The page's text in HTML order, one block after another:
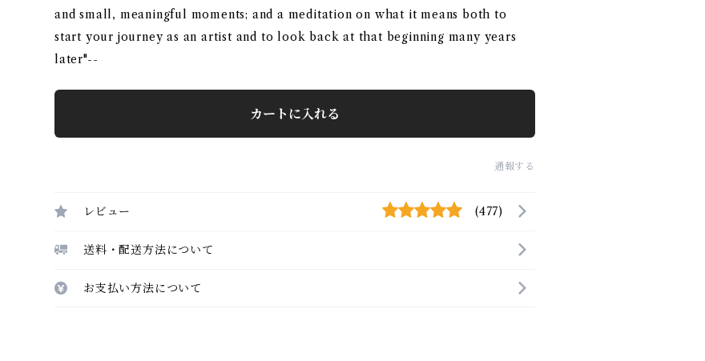
and small, meaningful moments; and a meditation on what it means both to
start your journey as an artist and to look back at that beginning many years
later"--
カートに入れる
通報する
レビュー (477)
送料・配送方法について
お支払い方法について